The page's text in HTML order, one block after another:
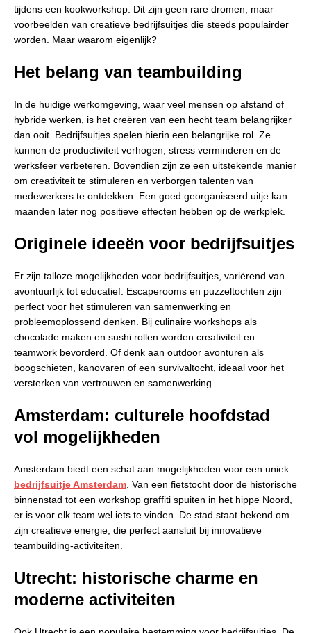
tijdens een kookworkshop. Dit zijn geen rare dromen, maar
voorbeelden van creatieve bedrijfsuitjes die steeds populairder
worden. Maar waarom eigenlijk?
Het belang van teambuilding
In de huidige werkomgeving, waar veel mensen op afstand of
hybride werken, is het creëren van een hecht team belangrijker
dan ooit. Bedrijfsuitjes spelen hierin een belangrijke rol. Ze
kunnen de productiviteit verhogen, stress verminderen en de
werksfeer verbeteren. Bovendien zijn ze een uitstekende manier
om creativiteit te stimuleren en verborgen talenten van
medewerkers te ontdekken. Een goed georganiseerd uitje kan
maanden later nog positieve effecten hebben op de werkplek.
Originele ideeën voor bedrijfsuitjes
Er zijn talloze mogelijkheden voor bedrijfsuitjes, variërend van
avontuurlijk tot educatief. Escaperooms en puzzeltochten zijn
perfect voor het stimuleren van samenwerking en
probleemoplossend denken. Bij culinaire workshops als
chocolade maken en sushi rollen worden creativiteit en
teamwork bevorderd. Of denk aan outdoor avonturen als
boogschieten, kanovaren of een survivaltocht, ideaal voor het
versterken van vertrouwen en samenwerking.
Amsterdam: culturele hoofdstad
vol mogelijkheden
Amsterdam biedt een schat aan mogelijkheden voor een uniek
bedrijfsuitje Amsterdam . Van een fietstocht door de historische
binnenstad tot een workshop graffiti spuiten in het hippe Noord,
er is voor elk team wel iets te vinden. De stad staat bekend om
zijn creatieve energie, die perfect aansluit bij innovatieve
teambuilding-activiteiten.
Utrecht: historische charme en
moderne activiteiten